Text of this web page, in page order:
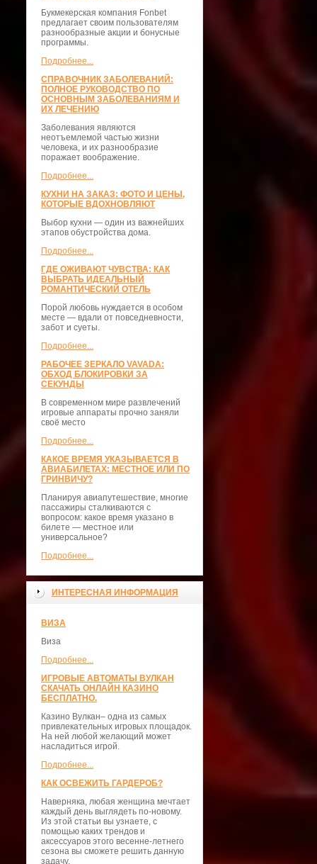
Букмекерская компания Fonbet
предлагает своим пользователям
разнообразные акции и бонусные
программы.
Подробнее...
СПРАВОЧНИК ЗАБОЛЕВАНИЙ:
ПОЛНОЕ РУКОВОДСТВО ПО
ОСНОВНЫМ ЗАБОЛЕВАНИЯМ И
ИХ ЛЕЧЕНИЮ
Заболевания являются
неотъемлемой частью жизни
человека, и их разнообразие
поражает воображение.
Подробнее...
КУХНИ НА ЗАКАЗ: ФОТО И ЦЕНЫ,
КОТОРЫЕ ВДОХНОВЛЯЮТ
Выбор кухни — один из важнейших
этапов обустройства дома.
Подробнее...
ГДЕ ОЖИВАЮТ ЧУВСТВА: КАК
ВЫБРАТЬ ИДЕАЛЬНЫЙ
РОМАНТИЧЕСКИЙ ОТЕЛЬ
Порой любовь нуждается в особом
месте — вдали от повседневности,
забот и суеты.
Подробнее...
РАБОЧЕЕ ЗЕРКАЛО VAVADA:
ОБХОД БЛОКИРОВКИ ЗА
СЕКУНДЫ
В современном мире развлечений
игровые аппараты прочно заняли
своё место
Подробнее...
КАКОЕ ВРЕМЯ УКАЗЫВАЕТСЯ В
АВИАБИЛЕТАХ: МЕСТНОЕ ИЛИ ПО
ГРИНВИЧУ?
Планируя авиапутешествие, многие
пассажиры сталкиваются с
вопросом: какое время указано в
билете — местное или
универсальное?
Подробнее...
ИНТЕРЕСНАЯ ИНФОРМАЦИЯ
ВИЗА
Виза
Подробнее...
ИГРОВЫЕ АВТОМАТЫ ВУЛКАН
СКАЧАТЬ ОНЛАЙН КАЗИНО
БЕСПЛАТНО.
Казино Вулкан– одна из самых
привлекательных игровых площадок.
На ней любой желающий может
насладиться игрой.
Подробнее...
КАК ОСВЕЖИТЬ ГАРДЕРОБ?
Наверняка, любая женщина мечтает
каждый день выглядеть по-новому.
Из этой статьи вы узнаете, с
помощью каких трендов и
аксессуаров этого весенне-летнего
сезона вы сможете решить данную
задачу.